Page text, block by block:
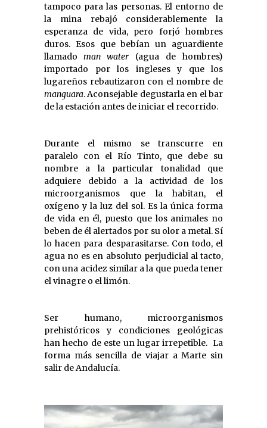
tampoco para las personas. El entorno de
la mina rebajó considerablemente la
esperanza de vida, pero forjó hombres
duros. Esos que bebían un aguardiente
llamado man water (agua de hombres)
importado por los ingleses y que los
lugareños rebautizaron con el nombre de
manguara. Aconsejable degustarla en el bar
de la estación antes de iniciar el recorrido.
Durante el mismo se transcurre en
paralelo con el Río Tinto, que debe su
nombre a la particular tonalidad que
adquiere debido a la actividad de los
microorganismos que la habitan, el
oxígeno y la luz del sol. Es la única forma
de vida en él, puesto que los animales no
beben de él alertados por su olor a metal. Sí
lo hacen para desparasitarse. Con todo, el
agua no es en absoluto perjudicial al tacto,
con una acidez similar a la que pueda tener
el vinagre o el limón.
Ser humano, microorganismos
prehistóricos y condiciones geológicas
han hecho de este un lugar irrepetible. La
forma más sencilla de viajar a Marte sin
salir de Andalucía.